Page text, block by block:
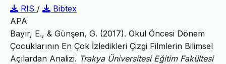
RIS /
Bibtex
APA
Bayır, E., & Günşen, G. (2017). Okul Öncesi Dönem
Çocuklarının En Çok İzledikleri Çizgi Filmlerin Bilimsel
Açılardan Analizi. Trakya Üniversitesi Eğitim Fakültesi